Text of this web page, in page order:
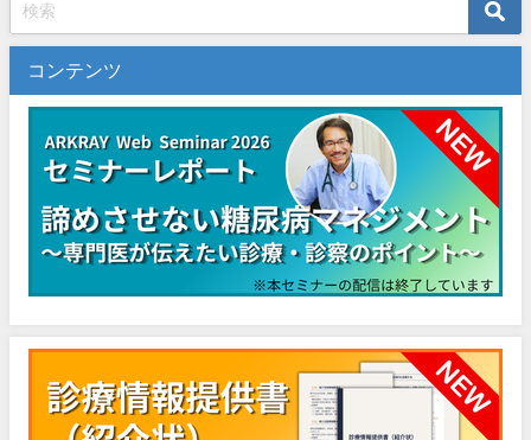
コンテンツ